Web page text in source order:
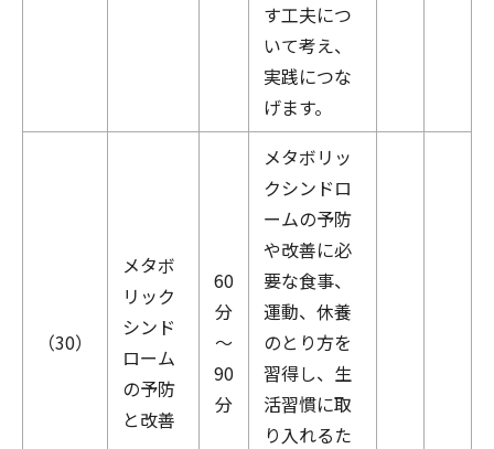
す工夫につ
いて考え、
実践につな
げます。
（30）
メタボ
リック
シンド
ローム
の予防
と改善
60
分
～
90
分
メタボリッ
クシンドロ
ームの予防
や改善に必
要な食事、
運動、休養
のとり方を
習得し、生
活習慣に取
り入れるた